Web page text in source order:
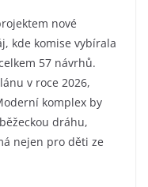
nové
kde komise vybírala
57 návrhů.
v roce 2026,
komplex by
dráhu,
nejen pro děti ze